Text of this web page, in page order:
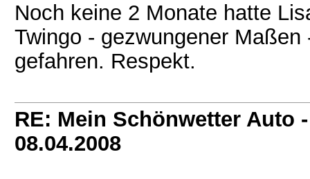
Noch keine 2 Monate hatte
Twingo - gezwungener
gefahren. Respekt.
RE: Mein Schönwetter Auto
08.04.2008